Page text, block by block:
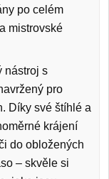
po celém
mistrovské
nástroj s
pro
Díky své štíhlé a
krájení
do obložených
– skvěle si